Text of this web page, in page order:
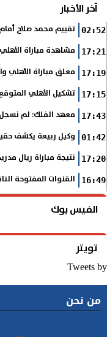
آخر الأخبار
02:52 تقييم محمد صلاح
17:21 مشاهدة مباراة
17:19 معلق مباراة الأهلي
17:15 تشكيل الأهلي المتوقع أمام
17:43 معهد الفلك: لم نسجل
01:42 وكيل ربيعة يكشف
17:20 نتيجة مباراة ريال
16:49 القنوات المفتوحة الناقلة
الفيس بوك
تويتر
Tweets by
من نحن